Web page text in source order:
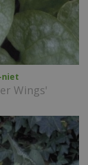
niet
Wings'